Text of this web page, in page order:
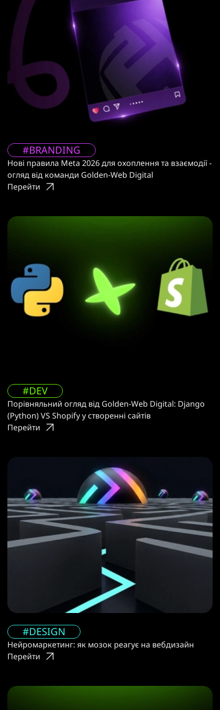
#BRANDING
Нові правила Meta 2026 для охоплення та взаємодії -
огляд від команди Golden-Web Digital
Перейти
#DEV
Порівняльний огляд від Golden-Web Digital: Django
(Python) VS Shopify у створенні сайтів
Перейти
#DESIGN
Нейромаркетинг: як мозок реагує на вебдизайн
Перейти